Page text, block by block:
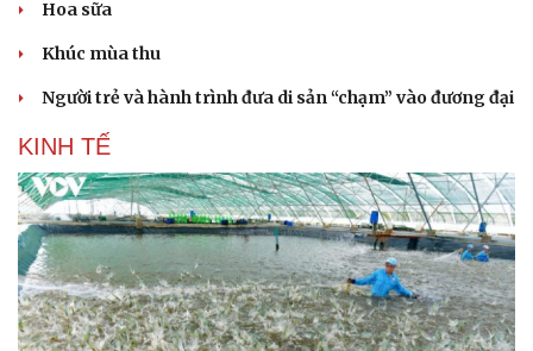
Hoa sữa
Khúc mùa thu
Người trẻ và hành trình đưa di sản “chạm” vào đương đại
KINH TẾ